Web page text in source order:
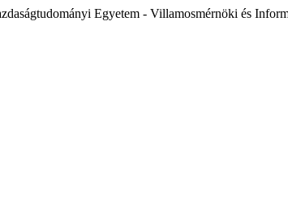
Egyetem - Villamosmérnöki és